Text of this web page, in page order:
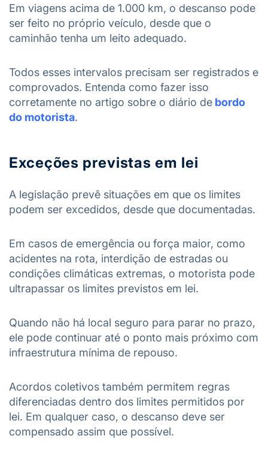
Em viagens acima de 1.000 km, o descanso pode
ser feito no próprio veículo, desde que o
caminhão tenha um leito adequado.
Todos esses intervalos precisam ser registrados e
comprovados. Entenda como fazer isso
corretamente no artigo sobre o diário de bordo
do motorista.
Exceções previstas em lei
A legislação prevê situações em que os limites
podem ser excedidos, desde que documentadas.
Em casos de emergência ou força maior, como
acidentes na rota, interdição de estradas ou
condições climáticas extremas, o motorista pode
ultrapassar os limites previstos em lei.
Quando não há local seguro para parar no prazo,
ele pode continuar até o ponto mais próximo com
infraestrutura mínima de repouso.
Acordos coletivos também permitem regras
diferenciadas dentro dos limites permitidos por
lei. Em qualquer caso, o descanso deve ser
compensado assim que possível.